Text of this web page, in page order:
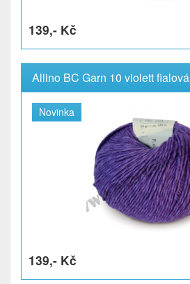
139,- Kč
Allino BC Garn 10 violett fialová
Novinka
139,- Kč